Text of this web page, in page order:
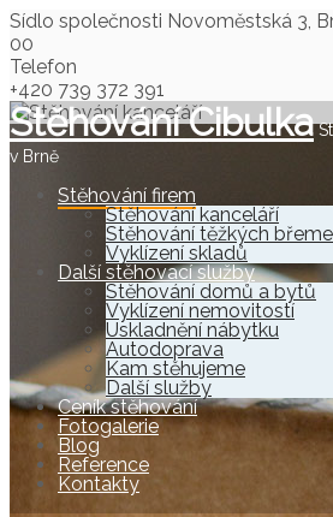
Sídlo společnosti Novoměstská 3,
00
Telefon
+420 739 372 391
Stěhování Cibulka
v Brně
Stěhování firem
Stěhování kanceláří
Stěhování těžkých
Vyklízení skladů
Další stěhovací služby
Stěhování domů a bytů
Vyklízení nemovitostí
Uskladnění nábytku
Autodoprava
Kam stěhujeme
Další služby
Ceník stěhování
Fotogalerie
Blog
Reference
Kontakty